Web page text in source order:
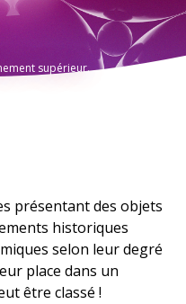
supérieur.
présentant des objets
historiques
selon leur degré
place dans un
être classé !